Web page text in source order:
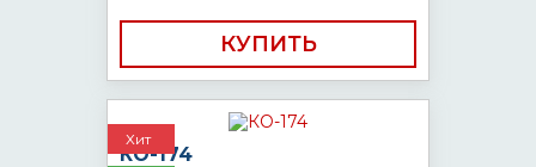
КУПИТЬ
Хит
КО-174